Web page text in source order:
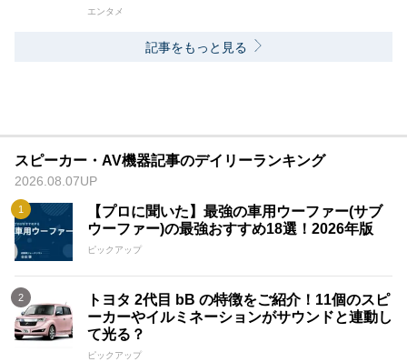
エンタメ
記事をもっと見る
スピーカー・AV機器記事のデイリーランキング
2026.08.07UP
【プロに聞いた】最強の車用ウーファー(サブ
ウーファー)の最強おすすめ18選！2026年版
ピックアップ
トヨタ 2代目 bB の特徴をご紹介！11個のスピ
ーカーやイルミネーションがサウンドと連動し
て光る？
ピックアップ